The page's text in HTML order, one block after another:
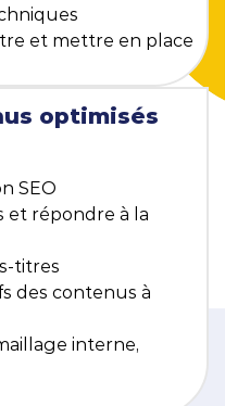
et mettre en place
optimisés
SEO
et répondre à la
titres
des contenus à
interne,